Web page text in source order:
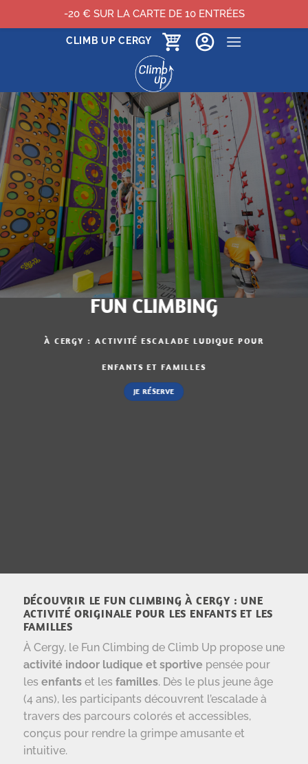
CLIMB UP CERGY
FUN CLIMBING
À CERGY : ACTIVITÉ ESCALADE LUDIQUE POUR
ENFANTS ET FAMILLES
JE RÉSERVE
DÉCOUVRIR LE FUN CLIMBING À CERGY : UNE
ACTIVITÉ ORIGINALE POUR LES ENFANTS ET LES
FAMILLES
À Cergy, le Fun Climbing de Climb Up propose une
activité indoor ludique et sportive pensée pour
les enfantset les familles. Dès le plus jeune âge
(4 ans), les participants découvrent l’escalade à
travers des parcours colorés et accessibles,
conçus pour rendre la grimpe amusante et
intuitive.
-20 € SUR LA CARTE DE 10 ENTRÉES